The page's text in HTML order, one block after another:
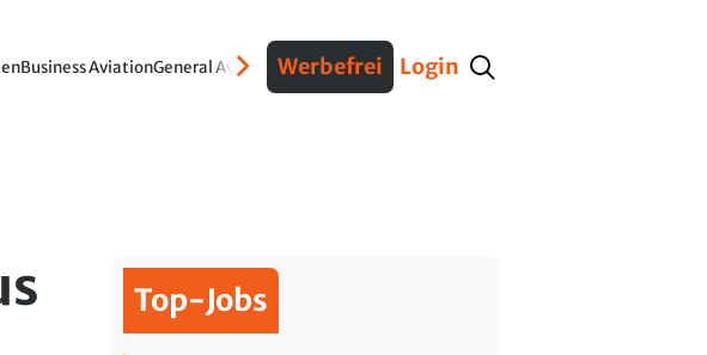
Business AviationGeneral AviationVerteidigungInterviews Fracht
Werbefrei Login
Top-Jobs